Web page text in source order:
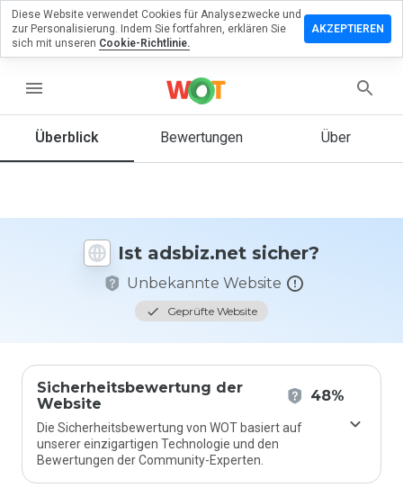
menu
Überblick Bewertungen Über
Ist adsbiz.net sicher?
Unbekannte Website
Geprüfte Website
Sicherheitsbewertung der
Website
48%
Die Sicherheitsbewertung von WOT basiert auf
unserer einzigartigen Technologie und den
Bewertungen der Community-Experten.
eine
würden
Diese Website verwendet Cookies für Analysezwecke und
zur Personalisierung. Indem Sie fortfahren, erklären Sie
sich mit unseren Cookie-Richtlinie.
AKZEPTIEREN